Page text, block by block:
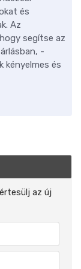
és
Az
segítse az
-
kényelmes és
az új